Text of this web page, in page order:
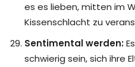
es es lieben, mitten im
Kissenschlacht zu
Sentimental werden:
schwierig sein, sich ihre